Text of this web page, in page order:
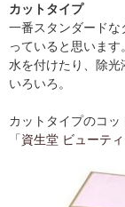
カットタイプ
一番スタンダード
っていると思いま
水を付けたり、除光
いろいろ。
カットタイプのコッ
「資生堂 ビューテ